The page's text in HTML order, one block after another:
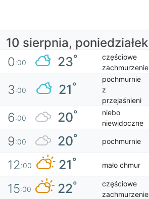
10 sierpnia, poniedziałek
0:00 23°
częściowe
zachmurzenie
3:00 21°
pochmurnie
z
przejaśnieni
6:00 20°
niebo
niewidoczne
9:00 20° pochmurnie
12:00 21° mało chmur
15:00 22°
częściowe
zachmurzenie